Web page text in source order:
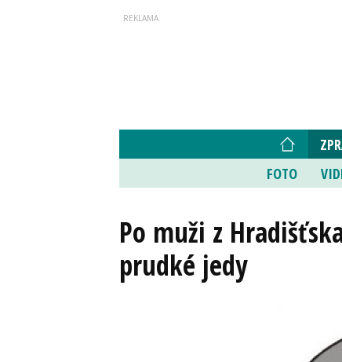
FOTO
Po muži z
prudké jedy